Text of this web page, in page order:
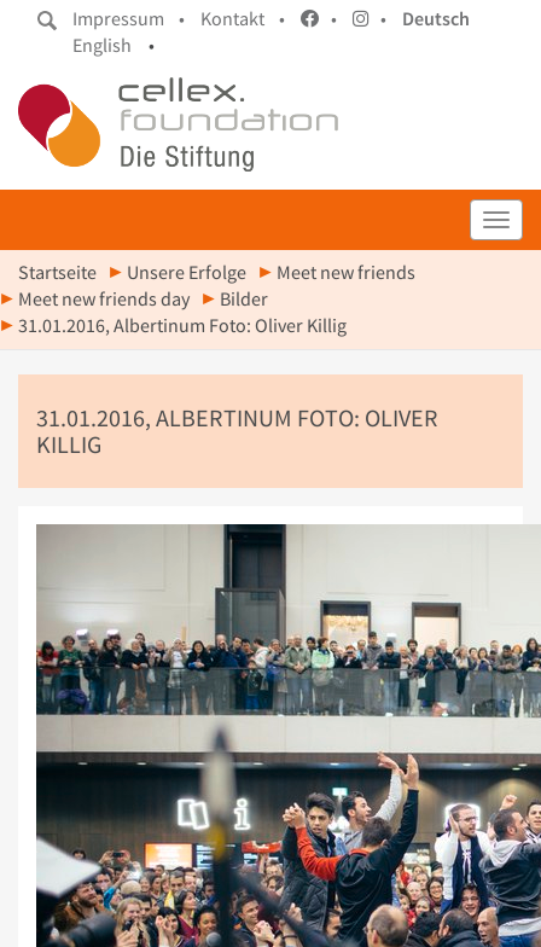
Impressum • Kontakt • • •
Deutsch
English
•
Startseite Unsere Erfolge
Meet new friends
Meet new friends day
Bilder
31.01.2016, Albertinum Foto: Oliver Killig
31.01.2016, ALBERTINUM FOTO: OLIVER
KILLIG